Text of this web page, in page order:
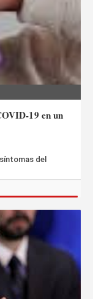
19 en un
del